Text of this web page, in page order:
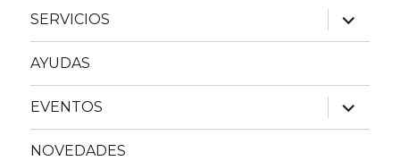
inferior
SERVICIOS
expande
el
menú
AYUDAS
EVENTOS
expande
el
menú
NOVEDADES